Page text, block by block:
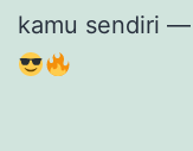
kamu sendiri —